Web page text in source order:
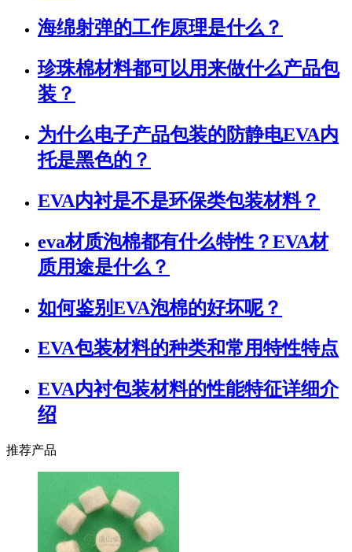
海绵射弹的工作原理是什么？
珍珠棉材料都可以用来做什么产品包
装？
为什么电子产品包装的防静电EVA内
托是黑色的？
EVA内衬是不是环保类包装材料？
eva材质泡棉都有什么特性？EVA材
质用途是什么？
如何鉴别EVA泡棉的好坏呢？
EVA包装材料的种类和常用特性特点
EVA内衬包装材料的性能特征详细介
绍
推荐产品